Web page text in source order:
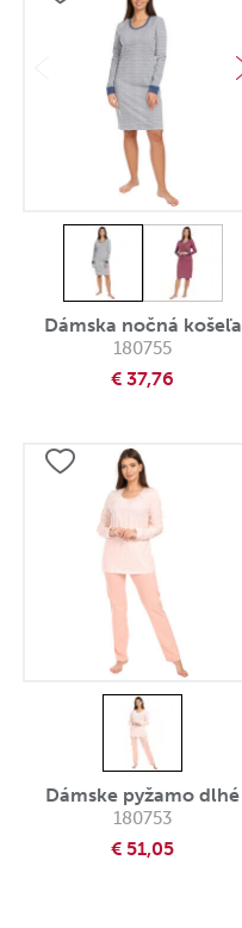
Dámska nočná košeľa
180755
€ 37,76
Dámske pyžamo dlhé
180753
€ 51,05